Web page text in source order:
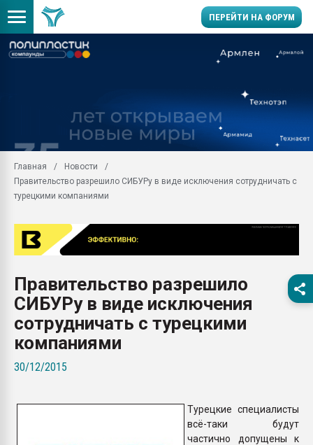
ПЕРЕЙТИ НА ФОРУМ
29.07.2026 ФРП помог
заводу пластмасс"
первый план в
28.07.2026
ситуацией на
Всё, что касается
Главная
Новости
Правительство разрешило СИБУРу в виде исключения сотрудничать с
турецкими компаниями
Правительство разрешило
СИБУРу в виде исключения
сотрудничать с турецкими
компаниями
30/12/2015
Турецкие специалисты
всё-таки будут
частично допущены к